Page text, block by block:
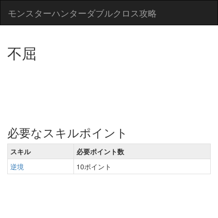
モンスターハンターダブルクロス攻略
不屈
必要なスキルポイント
スキル
必要ポイント数
逆境
10ポイント